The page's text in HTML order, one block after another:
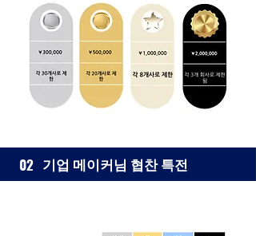
02 기업 메이커님 협찬 특전